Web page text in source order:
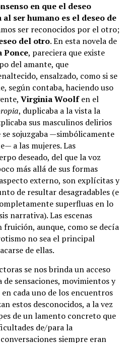
en que el deseo
ser humano es el deseo de
ser reconocidos por el otro;
del otro. En esta novela de
Ponce, pareciera que existe
del amante, que
ensalzado, como si se
según contaba, haciendo uso
Virginia Woolfen el
, duplicaba a la vista la
sus masculinos delirios
sojuzgaba —simbólicamente
a las mujeres. Las
deseado, del que la voz
más allá de sus formas
externo, son explícitas y
de resultar desagradables (e
superfluas en lo
narrativa). Las escenas
fruición, aunque, como se decía
no sea el principal
de ellas.
se nos brinda un acceso
sensaciones, movimientos y
cada uno de los encuentros
estos desconocidos, a la vez
de un lamento concreto que
de/para la
siempre eran